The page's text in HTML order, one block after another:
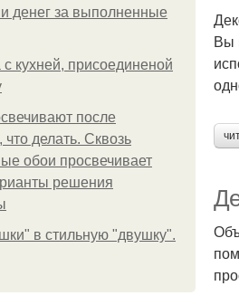
денег за выполненные
с кухней, присоединеной
после
что делать. Сквозь
обои просвечивает
решения
в стильную "двушку".
Вы